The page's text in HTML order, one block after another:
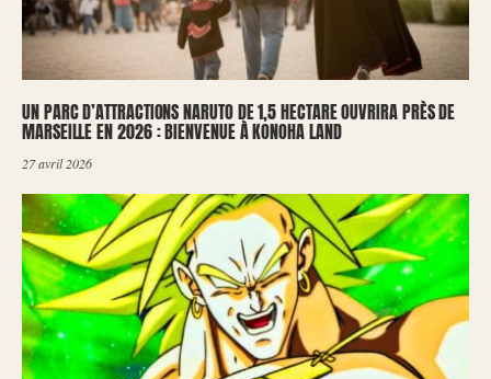
UN PARC D’ATTRACTIONS NARUTO DE 1,5 HECTARE OUVRIRA PRÈS DE
MARSEILLE EN 2026 : BIENVENUE À KONOHA LAND
27 avril 2026